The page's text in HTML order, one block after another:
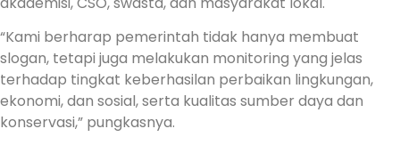
“Kami berharap pemerintah tidak hanya membuat
slogan, tetapi juga melakukan monitoring yang jelas
terhadap tingkat keberhasilan perbaikan lingkungan,
ekonomi, dan sosial, serta kualitas sumber daya dan
konservasi,” pungkasnya.